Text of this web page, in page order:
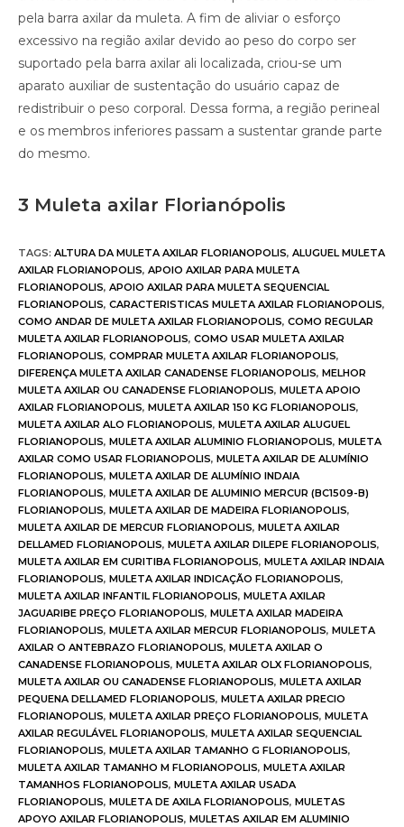
pela barra axilar da muleta. A fim de aliviar o esforço
excessivo na região axilar devido ao peso do corpo ser
suportado pela barra axilar ali localizada, criou-se um
aparato auxiliar de sustentação do usuário capaz de
redistribuir o peso corporal. Dessa forma, a região perineal
e os membros inferiores passam a sustentar grande parte
do mesmo.
3 Muleta axilar Florianópolis
TAGS: ALTURA DA MULETA AXILAR FLORIANOPOLIS, ALUGUEL MULETA
AXILAR FLORIANOPOLIS, APOIO AXILAR PARA MULETA
FLORIANOPOLIS, APOIO AXILAR PARA MULETA SEQUENCIAL
FLORIANOPOLIS, CARACTERISTICAS MULETA AXILAR FLORIANOPOLIS,
COMO ANDAR DE MULETA AXILAR FLORIANOPOLIS, COMO REGULAR
MULETA AXILAR FLORIANOPOLIS, COMO USAR MULETA AXILAR
FLORIANOPOLIS, COMPRAR MULETA AXILAR FLORIANOPOLIS,
DIFERENÇA MULETA AXILAR CANADENSE FLORIANOPOLIS, MELHOR
MULETA AXILAR OU CANADENSE FLORIANOPOLIS, MULETA APOIO
AXILAR FLORIANOPOLIS, MULETA AXILAR 150 KG FLORIANOPOLIS,
MULETA AXILAR ALO FLORIANOPOLIS, MULETA AXILAR ALUGUEL
FLORIANOPOLIS, MULETA AXILAR ALUMINIO FLORIANOPOLIS, MULETA
AXILAR COMO USAR FLORIANOPOLIS, MULETA AXILAR DE ALUMÍNIO
FLORIANOPOLIS, MULETA AXILAR DE ALUMÍNIO INDAIA
FLORIANOPOLIS, MULETA AXILAR DE ALUMINIO MERCUR (BC1509-B)
FLORIANOPOLIS, MULETA AXILAR DE MADEIRA FLORIANOPOLIS,
MULETA AXILAR DE MERCUR FLORIANOPOLIS, MULETA AXILAR
DELLAMED FLORIANOPOLIS, MULETA AXILAR DILEPE FLORIANOPOLIS,
MULETA AXILAR EM CURITIBA FLORIANOPOLIS, MULETA AXILAR INDAIA
FLORIANOPOLIS, MULETA AXILAR INDICAÇÃO FLORIANOPOLIS,
MULETA AXILAR INFANTIL FLORIANOPOLIS, MULETA AXILAR
JAGUARIBE PREÇO FLORIANOPOLIS, MULETA AXILAR MADEIRA
FLORIANOPOLIS, MULETA AXILAR MERCUR FLORIANOPOLIS, MULETA
AXILAR O ANTEBRAZO FLORIANOPOLIS, MULETA AXILAR O
CANADENSE FLORIANOPOLIS, MULETA AXILAR OLX FLORIANOPOLIS,
MULETA AXILAR OU CANADENSE FLORIANOPOLIS, MULETA AXILAR
PEQUENA DELLAMED FLORIANOPOLIS, MULETA AXILAR PRECIO
FLORIANOPOLIS, MULETA AXILAR PREÇO FLORIANOPOLIS, MULETA
AXILAR REGULÁVEL FLORIANOPOLIS, MULETA AXILAR SEQUENCIAL
FLORIANOPOLIS, MULETA AXILAR TAMANHO G FLORIANOPOLIS,
MULETA AXILAR TAMANHO M FLORIANOPOLIS, MULETA AXILAR
TAMANHOS FLORIANOPOLIS, MULETA AXILAR USADA
FLORIANOPOLIS, MULETA DE AXILA FLORIANOPOLIS, MULETAS
APOYO AXILAR FLORIANOPOLIS, MULETAS AXILAR EM ALUMINIO